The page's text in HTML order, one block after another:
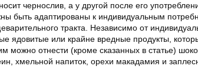
чернослив, а у другой после его
быть адаптированы к индивидуальным
тракта. Независимо от
ядовитые или крайне вредные продукты,
можно отнести (кроме сказанных в статье)
хмельной напиток, орехи макадамия и